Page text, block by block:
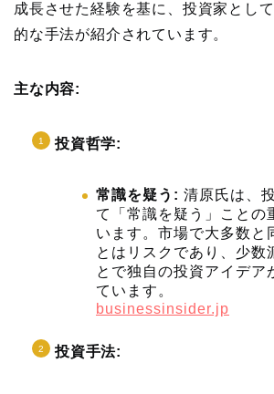
成長させた経験を基に、投資家とし
的な手法が紹介されています。
主な内容:
投資哲学:
常識を疑う: 清原氏は、
て「常識を疑う」ことの
います。市場で大多数と
とはリスクであり、少数
とで独自の投資アイデア
ています。
businessinsider.jp
投資手法: